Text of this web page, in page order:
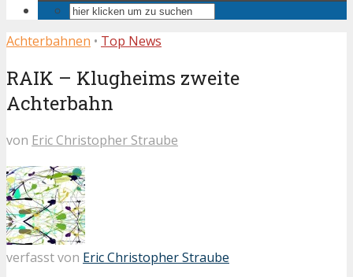
Achterbahnen • Top News
RAIK – Klugheims zweite
Achterbahn
von Eric Christopher Straube
verfasst von Eric Christopher Straube